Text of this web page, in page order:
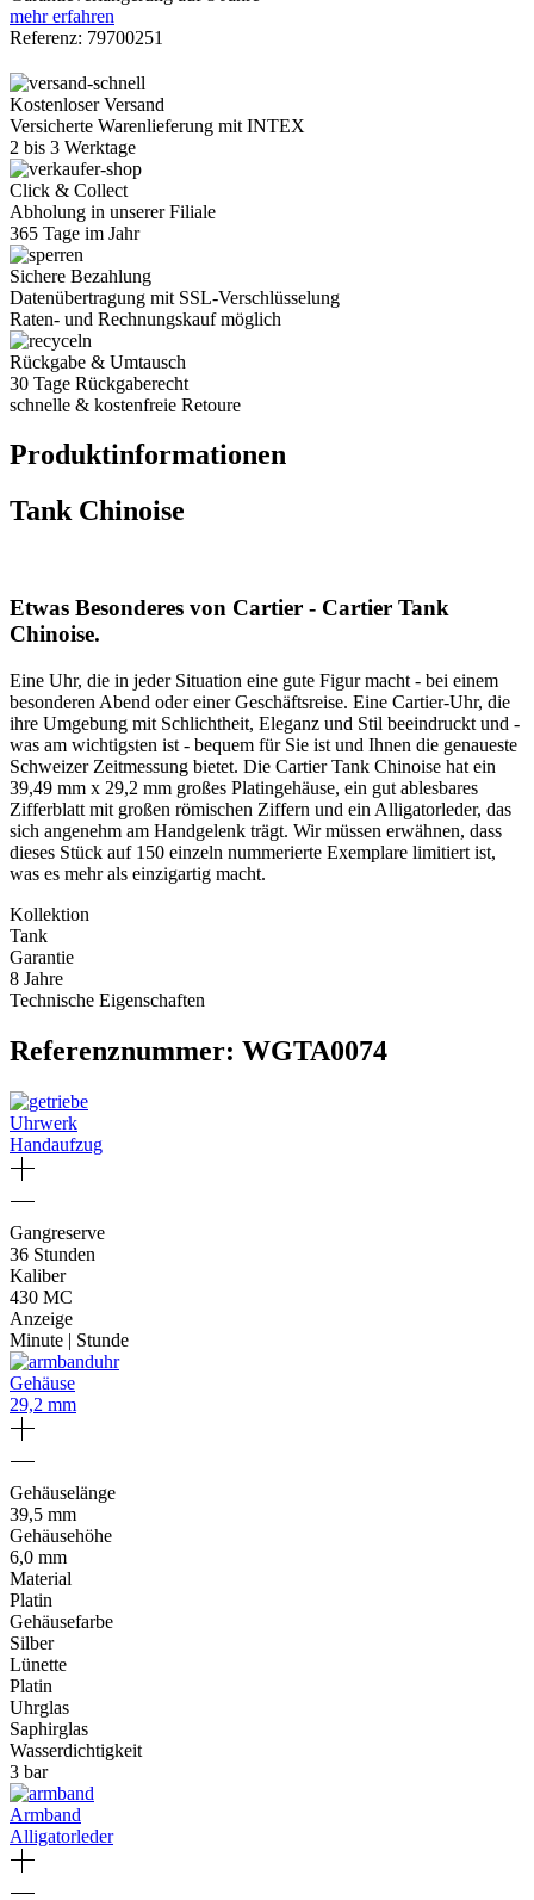
mehr erfahren
Referenz: 79700251
Kostenloser Versand
Versicherte Warenlieferung mit INTEX
2 bis 3 Werktage
Click & Collect
Abholung in unserer Filiale
365 Tage im Jahr
Sichere Bezahlung
Datenübertragung mit SSL-Verschlüsselung
Raten- und Rechnungskauf möglich
Rückgabe & Umtausch
30 Tage Rückgaberecht
schnelle & kostenfreie Retoure
Produktinformationen
Tank Chinoise
Etwas Besonderes von Cartier - Cartier Tank
Chinoise.
Eine Uhr, die in jeder Situation eine gute Figur macht - bei einem
besonderen Abend oder einer Geschäftsreise. Eine Cartier-Uhr, die
ihre Umgebung mit Schlichtheit, Eleganz und Stil beeindruckt und -
was am wichtigsten ist - bequem für Sie ist und Ihnen die genaueste
Schweizer Zeitmessung bietet. Die Cartier Tank Chinoise hat ein
39,49 mm x 29,2 mm großes Platingehäuse, ein gut ablesbares
Zifferblatt mit großen römischen Ziffern und ein Alligatorleder, das
sich angenehm am Handgelenk trägt. Wir müssen erwähnen, dass
dieses Stück auf 150 einzeln nummerierte Exemplare limitiert ist,
was es mehr als einzigartig macht.
Kollektion
Tank
Garantie
8 Jahre
Technische Eigenschaften
Referenznummer: WGTA0074
Uhrwerk
Handaufzug
Gangreserve
36 Stunden
Kaliber
430 MC
Anzeige
Minute | Stunde
Gehäuse
29,2 mm
Gehäuselänge
39,5 mm
Gehäusehöhe
6,0 mm
Material
Platin
Gehäusefarbe
Silber
Lünette
Platin
Uhrglas
Saphirglas
Wasserdichtigkeit
3 bar
Armband
Alligatorleder